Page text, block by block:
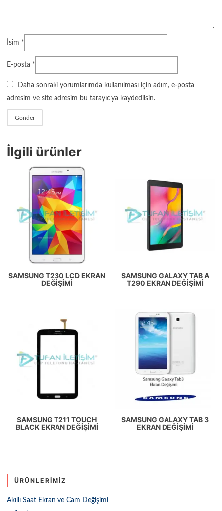
İsim *
E-posta *
Daha sonraki yorumlarımda kullanılması için adım, e-posta
adresim ve site adresim bu tarayıcıya kaydedilsin.
İlgili ürünler
SAMSUNG T230 LCD EKRAN
DEĞIŞIMI
SAMSUNG GALAXY TAB A
T290 EKRAN DEĞIŞIMI
SAMSUNG T211 TOUCH
BLACK EKRAN DEĞIŞIMI
SAMSUNG GALAXY TAB 3
EKRAN DEĞIŞIMI
ÜRÜNLERIMIZ
Akıllı Saat Ekran ve Cam Değişimi